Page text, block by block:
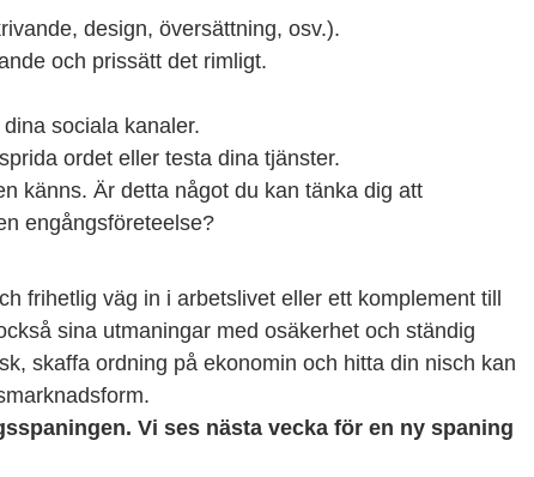
design, översättning, osv.).
och prissätt det rimligt.
sociala kanaler.
ordet eller testa dina tjänster.
känns. Är detta något du kan tänka dig att
engångsföreteelse?
frihetlig väg in i arbetslivet eller ett komplement till
sina utmaningar med osäkerhet och ständig
skaffa ordning på ekonomin och hitta din nisch kan
Vi ses nästa vecka för en ny spaning